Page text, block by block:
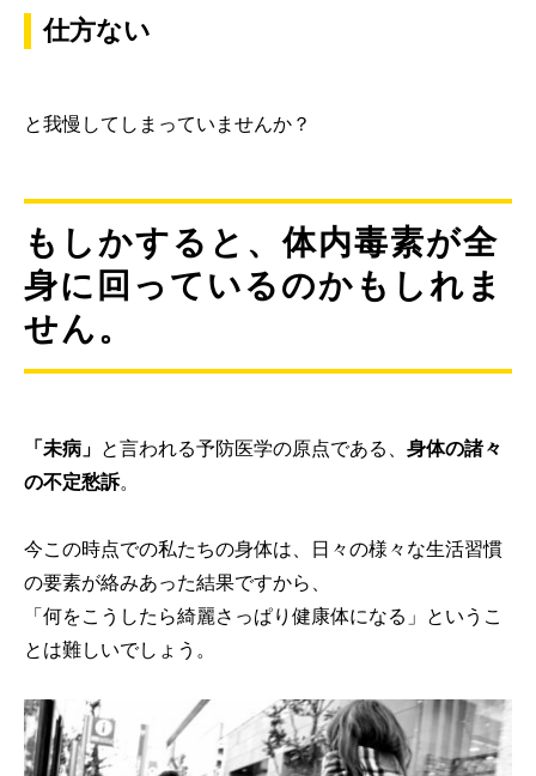
仕方ない
と我慢してしまっていませんか？
もしかすると、体内毒素が全
身に回っているのかもしれま
せん。
「未病」 と言われる予防医学の原点である、 身体の諸々
の不定愁訴。
今この時点での私たちの身体は、日々の様々な生活習慣
の要素が絡みあった結果ですから、
「何をこうしたら綺麗さっぱり健康体になる」というこ
とは難しいでしょう。